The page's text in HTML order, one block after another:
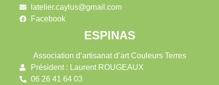
latelier.caylus@gmail.com
Facebook
ESPINAS
Association d’artisanat d’art Couleurs Terres
Président : Laurent ROUGEAUX
06 26 41 64 03